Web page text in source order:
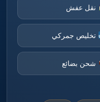
نقل عفش
تخليص جمركي
شحن بضائع